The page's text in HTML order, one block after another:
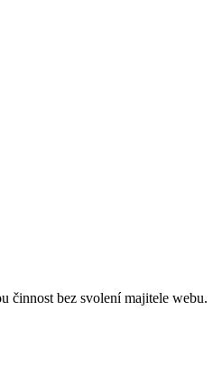
činnost bez svolení majitele webu.